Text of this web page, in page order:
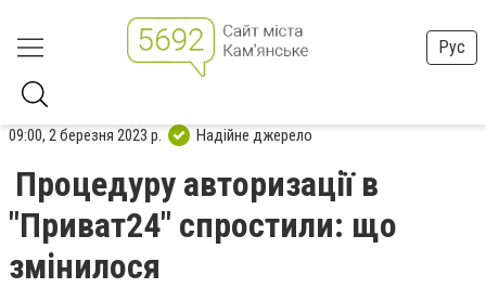
Рус
09:00, 2 березня 2023 р. Надійне джерело
Процедуру авторизації в
"Приват24" спростили: що
змінилося